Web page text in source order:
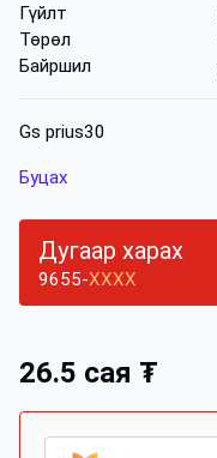
Гүйлт
Төрөл
Байршил
Gs prius30
Буцах
Дугаар харах
9655-XXXX
26.5 сая ₮